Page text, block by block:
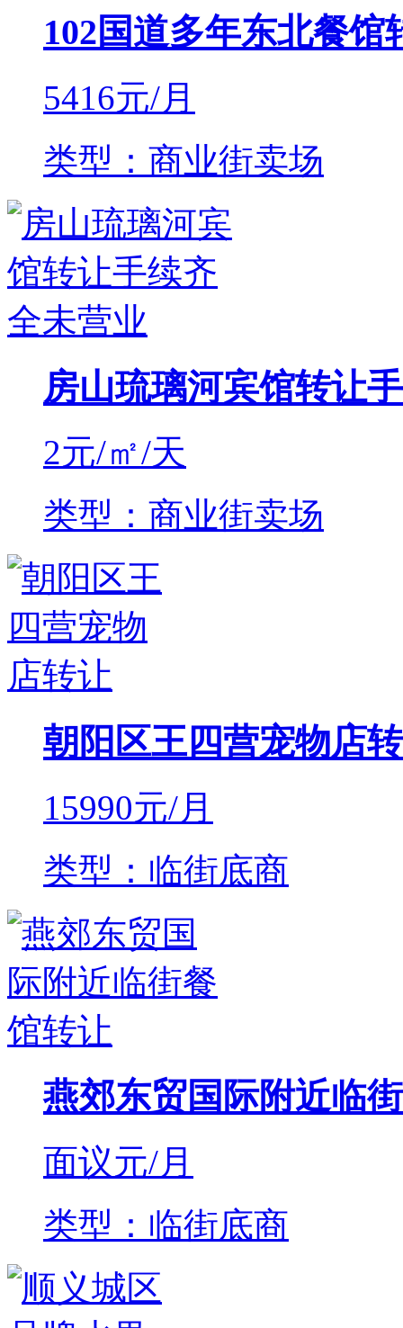
102国道多年东北餐馆
5416元/月
类型：商业街卖场
房山琉璃河宾馆转让
2元/㎡/天
类型：商业街卖场
朝阳区王四营宠物店
15990元/月
类型：临街底商
燕郊东贸国际附近临
面议元/月
类型：临街底商